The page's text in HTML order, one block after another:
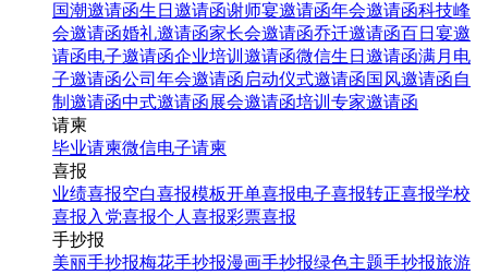
国潮邀请函生日邀请函谢师宴邀请函年会邀请函科技峰
会邀请函婚礼邀请函家长会邀请函乔迁邀请函百日宴邀
请函电子邀请函企业培训邀请函微信生日邀请函满月电
子邀请函公司年会邀请函 启动仪式邀请函国风邀请函自
制邀请函中式邀请函展会邀请函培训专家邀请函
请柬
毕业请柬微信电子请柬
喜报
业绩喜报空白喜报模板开单喜报电子喜报转正喜报学校
喜报 入党喜报个人喜报彩票喜报
手抄报
美丽手抄报梅花手抄报漫画手抄报绿色主题手抄报旅游